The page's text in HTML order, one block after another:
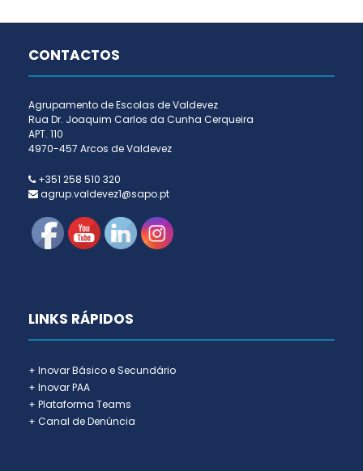
CONTACTOS
Agrupamento de Escolas de Valdevez
Rua Dr. Joaquim Carlos da Cunha Cerqueira
APT. 110
4970-457 Arcos de Valdevez
+351 258 510 320
agrup.valdevez1@sapo.pt
LINKS RÁPIDOS
+ Inovar Básico e Secundário
+ Inovar PAA
+ Plataforma Teams
+ Canal de Denúncia